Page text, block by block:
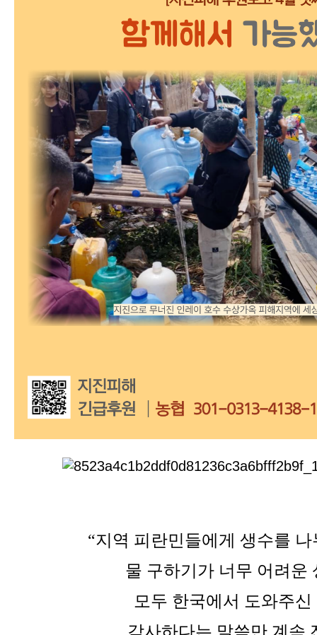
“지역 피란민들에게 생수를
물 구하기가 너무 어려운
모두 한국에서 도와주
감사하다는 말씀만 계속